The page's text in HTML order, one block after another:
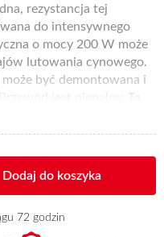
rezystancja tej
do intensywnego
o mocy 200 W może
lutowania cynowego.
być demontowana i
jest niepalny. Ta
ciągu 72 godzin od
że płatność dotrze do
Dodaj do koszyka
72 godzin